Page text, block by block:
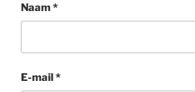
Naam*
E-mail*